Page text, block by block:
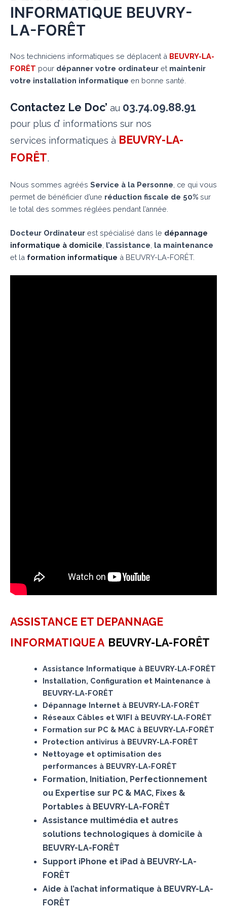
INFORMATIQUE BEUVRY-
LA-FORÊT
Nos techniciens informatiques se déplacent à BEUVRY-LA-
FORÊT pour dépanner votre ordinateur et maintenir
votre installation informatique en bonne santé.
Contactez Le Doc’ au 03.74.09.88.91
pour plus d’ informations sur nos
services informatiques à BEUVRY-LA-
FORÊT.
Nous sommes agréés Service à la Personne , ce qui vous
permet de bénéficier d’une réduction fiscale de 50% sur
le total des sommes réglées pendant l’année.
Docteur Ordinateur est spécialisé dans le dépannage
informatique à domicile l’assistance la maintenance
et la formation informatique à BEUVRY-LA-FORÊT.
ASSISTANCE ET DEPANNAGE
INFORMATIQUE A BEUVRY-LA-FORÊT
Assistance Informatique à BEUVRY-LA-FORÊT
Installation, Configuration et Maintenance à
BEUVRY-LA-FORÊT
Dépannage Internet à BEUVRY-LA-FORÊT
Réseaux Câbles et WIFI à BEUVRY-LA-FORÊT
Formation sur PC & MAC à BEUVRY-LA-FORÊT
Protection antivirus à BEUVRY-LA-FORÊT
Nettoyage et optimisation des
performances à BEUVRY-LA-FORÊT
Formation, Initiation, Perfectionnement
ou Expertise sur PC & MAC, Fixes &
Portables à BEUVRY-LA-FORÊT
Assistance multimédia et autres
solutions technologiques à domicile à
BEUVRY-LA-FORÊT
Support iPhone et iPad à BEUVRY-LA-
FORÊT
Aide à l’achat informatique à BEUVRY-LA-
FORÊT